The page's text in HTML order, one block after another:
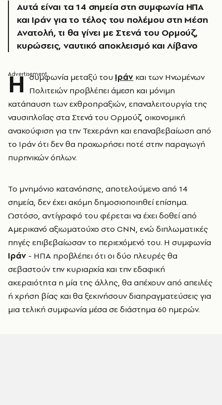
Αυτά είναι τα 14 σημεία στη συμφωνία ΗΠΑ
και Ιράν για το τέλος του πολέμου στη Μέση
Ανατολή, τι θα γίνει με Στενά του Ορμούζ,
κυρώσεις, ναυτικό αποκλεισμό και Λίβανο
Η συμφωνία μεταξύ του Ιράν και των Ηνωμένων
Πολιτειών προβλέπει άμεση και μόνιμη
κατάπαυση των εχθροπραξιών, επαναλειτουργία της
ναυσιπλοΐας στα Στενά του Ορμούζ, οικονομική
ανακούφιση για την Τεχεράνη και επαναβεβαίωση από
το Ιράν ότι δεν θα προχωρήσει ποτέ στην παραγωγή
πυρηνικών όπλων.
Το μνημόνιο κατανόησης, αποτελούμενο από 14
σημεία, δεν έχει ακόμη δημοσιοποιηθεί επίσημα.
Ωστόσο, αντίγραφό του φέρεται να έχει δοθεί από
Αμερικανό αξιωματούχο στο CNN, ενώ διπλωματικές
πηγές επιβεβαίωσαν το περιεχόμενό του. Η συμφωνία
Ιράν - ΗΠΑ προβλέπει ότι οι δύο πλευρές θα
σεβαστούν την κυριαρχία και την εδαφική
ακεραιότητα η μία της άλλης, θα απέχουν από απειλές
ή χρήση βίας και θα ξεκινήσουν διαπραγματεύσεις για
μια τελική συμφωνία μέσα σε διάστημα 60 ημερών.